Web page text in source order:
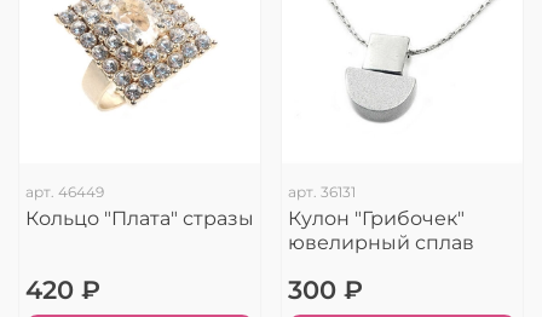
арт. 46449
Кольцо "Плата" стразы
420 ₽
арт. 36131
Кулон "Грибочек"
ювелирный сплав
300 ₽